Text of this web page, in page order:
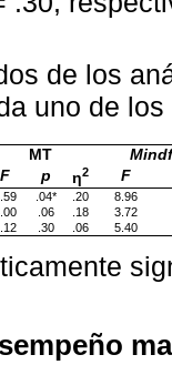
de los
uno de
MT
F
p η2 F
.04* .20
8.96
.06 .18
3.72
.30 .06 5.40